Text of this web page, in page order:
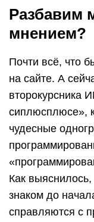
Разбавим
мнением?
Почти всё, что
на сайте. А
второкурсника
сиплюсплюсе»,
чудесные
Как
знаком до
справляются с